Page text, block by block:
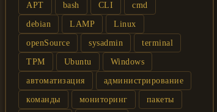
APT bash CLI cmd
debian LAMP Linux
openSource sysadmin terminal
TPM Ubuntu Windows
автоматизация администрирование
команды мониторинг пакеты